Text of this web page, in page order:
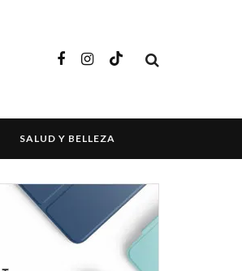
SALUD Y BELLEZA